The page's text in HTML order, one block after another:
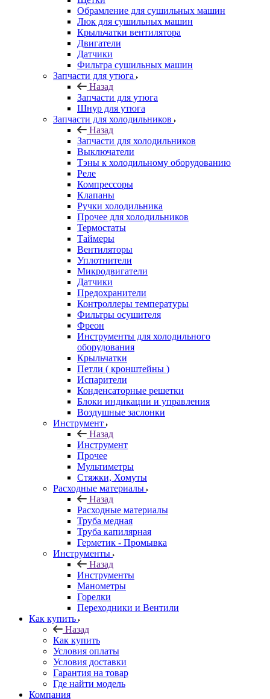
Обрамление для сушильных машин
Люк для сушильных машин
Крыльчатки вентилятора
Двигатели
Датчики
Фильтра сушильных машин
Запчасти для утюга
Назад
Запчасти для утюга
Шнур для утюга
Запчасти для холодильников
Назад
Запчасти для холодильников
Выключатели
Тэны к холодильному оборудованию
Реле
Компрессоры
Клапаны
Ручки холодильника
Прочее для холодильников
Термостаты
Таймеры
Вентиляторы
Уплотнители
Микродвигатели
Датчики
Предохранители
Контроллеры температуры
Фильтры осушителя
Фреон
Инструменты для холодильного
оборудования
Крыльчатки
Петли ( кронштейны )
Испарители
Конденсаторные решетки
Блоки индикации и управления
Воздушные заслонки
Инструмент
Назад
Инструмент
Прочее
Мультиметры
Стяжки, Хомуты
Расходные материалы
Назад
Расходные материалы
Труба медная
Труба капилярная
Герметик - Промывка
Инструменты
Назад
Инструменты
Манометры
Горелки
Переходники и Вентили
Как купить
Назад
Как купить
Условия оплаты
Условия доставки
Гарантия на товар
Где найти модель
Компания